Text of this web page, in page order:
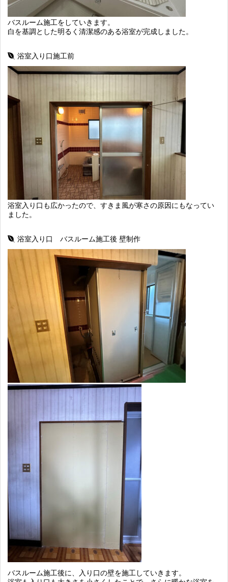
バスルーム施工をしていきます。
白を基調とした明るく清潔感のある浴室が完成しました。
浴室入り口施工前
浴室入り口も広かったので、すきま風が寒さの原因にもなってい
ました。
浴室入り口 バスルーム施工後 壁制作
バスルーム施工後に、入り口の壁を施工していきます。